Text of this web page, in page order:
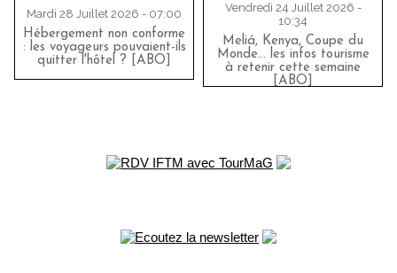
Mardi 28 Juillet 2026 - 07:00
Hébergement non conforme
: les voyageurs pouvaient-ils
quitter l'hôtel ? [ABO]
Vendredi 24 Juillet 2026 -
10:34
Meliá, Kenya, Coupe du
Monde… les infos tourisme
à retenir cette semaine
[ABO]